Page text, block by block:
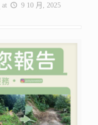
at 9 10 月, 2025